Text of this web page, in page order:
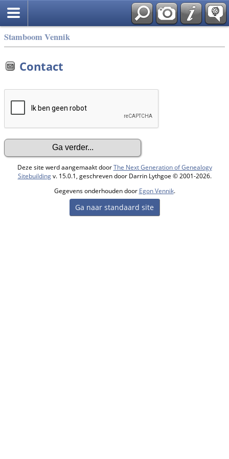
Stamboom Vennik
Contact
Deze site werd aangemaakt doorThe Next Generation of Genealogy
Sitebuildingv. 15.0.1, geschreven door Darrin Lythgoe © 2001-2026.
Gegevens onderhouden door Egon Vennik.
Ga naar standaard site